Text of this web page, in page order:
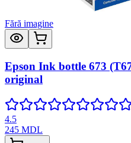
Fără imagine
Epson Ink bottle 673
original
4.5
245 MDL